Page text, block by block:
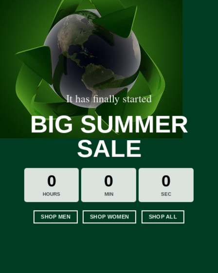
It has finally started
BIG SUMMER
SALE
0
HOURS
0
MIN
0
SEC
SHOP MEN SHOP WOMEN SHOP ALL